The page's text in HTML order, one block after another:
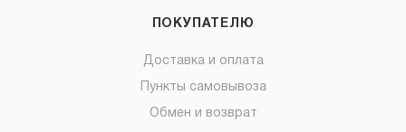
ПОКУПАТЕЛЮ
Доставка и оплата
Пункты самовывоза
Обмен и возврат